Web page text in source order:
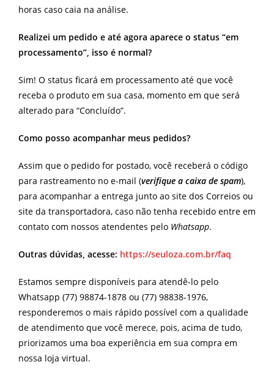
horas caso caia na análise.
Realizei um pedido e até agora aparece o status “em
processamento”, isso é normal?
Sim! O status ficará em processamento até que você
receba o produto em sua casa, momento em que será
alterado para “Concluído”.
Como posso acompanhar meus pedidos?
Assim que o pedido for postado, você receberá o código
para rastreamento no e-mail (verifique a caixa de spam),
para acompanhar a entrega junto ao site dos Correios ou
site da transportadora, caso não tenha recebido entre em
contato com nossos atendentes pelo Whatsapp.
Outras dúvidas, acesse: https://seuloza.com.br/faq
Estamos sempre disponíveis para atendê-lo pelo
Whatsapp (77) 98874-1878 ou (77) 98838-1976,
responderemos o mais rápido possível com a qualidade
de atendimento que você merece, pois, acima de tudo,
priorizamos uma boa experiência em sua compra em
nossa loja virtual.